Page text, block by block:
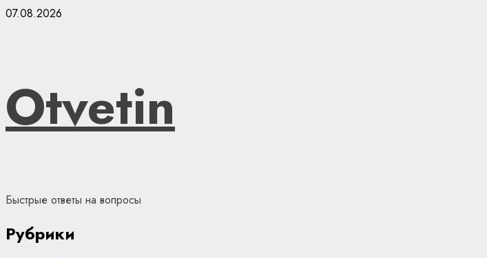
Skip
07.08.2026
Otvetin
Быстрые ответы на вопросы
Рубрики